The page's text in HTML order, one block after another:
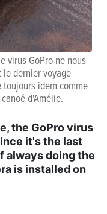
virus GoPro ne nous
dernier voyage
idem comme
d'Amélie.
the GoPro virus
it's the last
always doing the
is installed on